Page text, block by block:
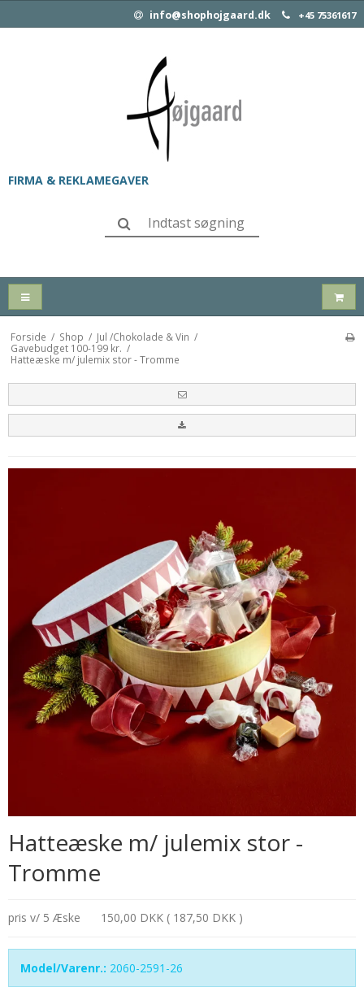
info@shophojgaard.dk +45 75361617
FIRMA & REKLAMEGAVER
Forside / Shop / Jul /Chokolade & Vin /
Gavebudget 100-199 kr. /
Hatteæske m/ julemix stor - Tromme
Hatteæske m/ julemix stor -
Tromme
pris v/ 5 Æske 150,00 DKK ( 187,50 DKK )
Model/Varenr.: 2060-2591-26